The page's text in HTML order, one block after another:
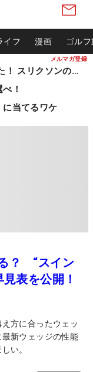
メルマガ登録
イフ 漫画 ゴル
『4』が消え『R』が加わった！ スリクソンの新作
！
当てるワケ
？ “スイン
表を公開！
方に合ったウェッ
新ウェッジの性能
い。